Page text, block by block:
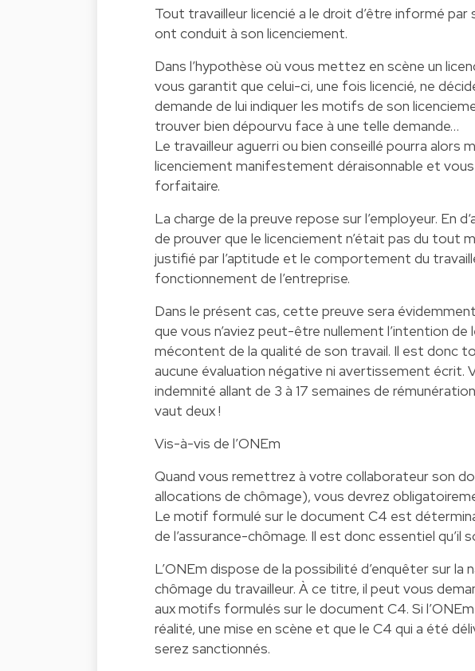
Tout travailleur licencié a le droit d’être informé
ont conduit à son licenciement.
Dans l’hypothèse où vous mettez en scène un
vous garantit que celui-ci, une fois licencié, ne
demande de lui indiquer les motifs de son
trouver bien dépourvu face à une telle demande…
Le travailleur aguerri ou bien conseillé pourra alors
licenciement manifestement déraisonnable et
forfaitaire.
La charge de la preuve repose sur l’employeur. En
de prouver que le licenciement n’était pas du tout
justifié par l’aptitude et le comportement du
fonctionnement de l’entreprise.
Dans le présent cas, cette preuve sera
que vous n’aviez peut-être nullement l’intention de
mécontent de la qualité de son travail. Il est donc
aucune évaluation négative ni avertissement écrit.
indemnité allant de 3 à 17 semaines de
vaut deux !
Vis-à-vis de l’ONEm
Quand vous remettrez à votre collaborateur son
allocations de chômage), vous devrez
Le motif formulé sur le document C4 est
de l’assurance-chômage. Il est donc essentiel qu’il
L’ONEm dispose de la possibilité d’enquêter sur la
chômage du travailleur. À ce titre, il peut vous
aux motifs formulés sur le document C4. Si
réalité, une mise en scène et que le C4 qui a été
serez sanctionnés.